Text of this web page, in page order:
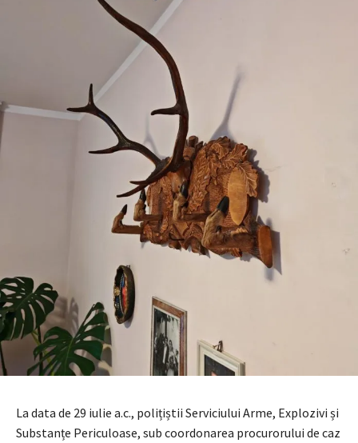
La data de 29 iulie a.c., polițiștii Serviciului Arme, Explozivi și
Substanțe Periculoase, sub coordonarea procurorului de caz